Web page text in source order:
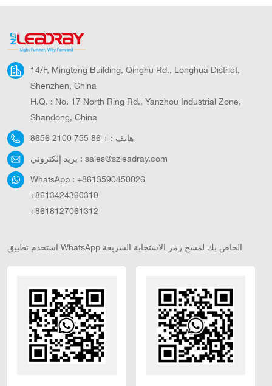
14/F, Mingteng Building, Qinghu Rd., Longhua District,
Shenzhen, China
H.Q. : No. 17 North Ring Rd., Yanzhou Industrial Zone,
Shandong, China
هاتف : + 86 755 2100 8656
بريد إلكتروني : sales@szleadray.com
WhatsApp : +8613590450026
+8613424390319
+8618127061312
استخدم تطبيق WhatsApp الخاص بك لمسح رمز الاستجابة السريعة